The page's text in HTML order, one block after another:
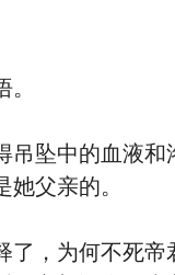
坠中的血液和
父亲的。
，为何不死帝